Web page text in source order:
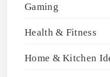
Gaming
Health & Fitness
Home & Kitchen